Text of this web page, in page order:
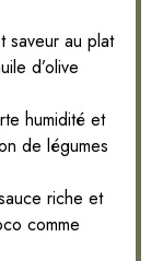
saveur au plat
d’olive
humidité et
de légumes
riche et
comme